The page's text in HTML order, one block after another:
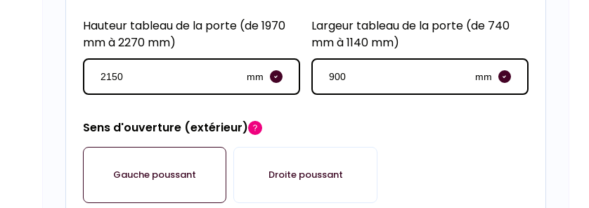
Hauteur tableau de la porte (de 1970
mm à 2270 mm)
mm
Largeur tableau de la porte (de 740
mm à 1140 mm)
mm
Sens d'ouverture (extérieur)
Gauche poussant Droite poussant